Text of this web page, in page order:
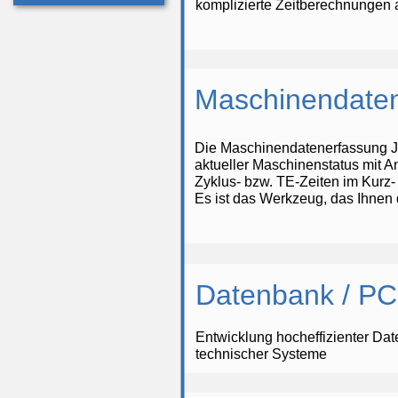
komplizierte Zeitberechnungen
Die Maschinendatenerfassung
aktueller Maschinenstatus mit
Zyklus- bzw. TE-Zeiten im
Es ist das Werkzeug, das
Entwicklung hocheffizienter
technischer Systeme
Datenbank /